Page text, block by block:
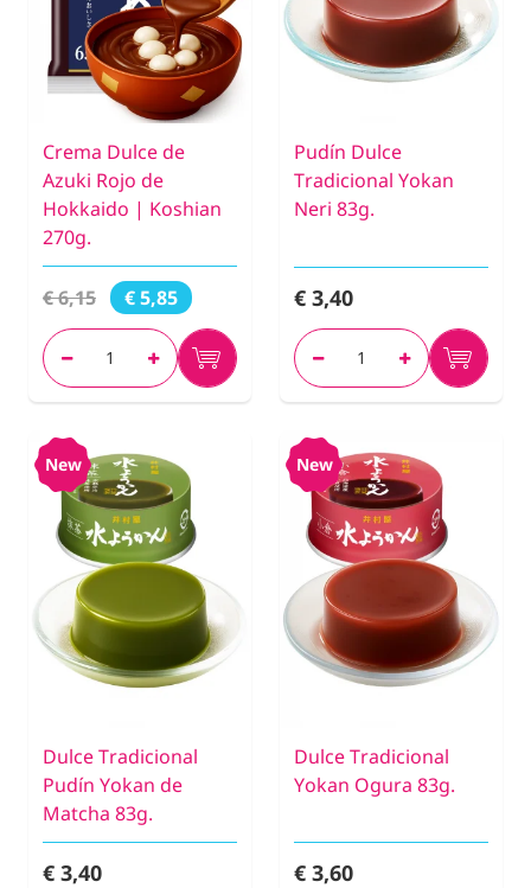
Crema Dulce de
Azuki Rojo de
Hokkaido | Koshian
270g.
€ 6,15 € 5,85
Pudín Dulce
Tradicional Yokan
Neri 83g.
€ 3,40
New
Dulce Tradicional
Pudín Yokan de
Matcha 83g.
€ 3,40
New
Dulce Tradicional
Yokan Ogura 83g.
€ 3,60